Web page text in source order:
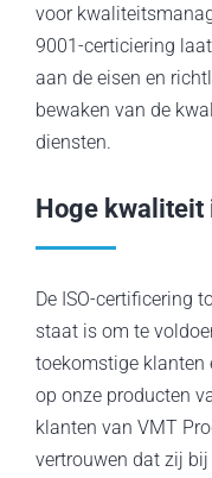
News/Blog
Vacatures
Kontakt
voor
9001-certiciering
aan de eisen en
bewaken van de
diensten.
Hoge kwaliteit
De ISO-certificering
staat is om te
toekomstige klanten
op onze producten
klanten van VMT
vertrouwen dat zij